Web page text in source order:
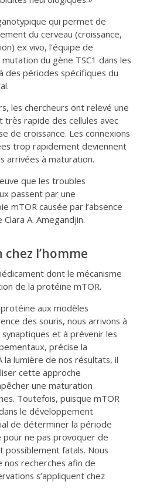
qui permet de
du cerveau (croissance,
ex vivo, l’équipe de
du gène TSC1dans les
des périodes spécifiques du
les chercheurs ont relevé une
rapide des cellules avec
de croissance. Les connexions
trop rapidement deviennent
arrivées à maturation.
que les troubles
passent par une
mTOR causée par l’absence
A. Amegandjin.
l’homme
dont le mécanisme
de la protéine mTOR.
aux modèles
des souris, nous arrivons à
synaptiques et à prévenir les
précise la
la lumière de nos résultats, il
cette approche
une maturation
Toutefois, puisque mTOR
le développement
de déterminer la période
pour ne pas provoquer de
possiblement fatals. Nous
nos recherches afin de
s’appliquent chez